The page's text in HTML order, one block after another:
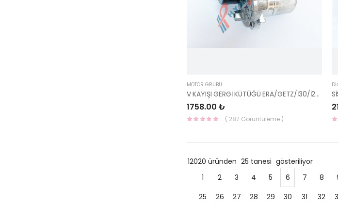
MOTOR GRUBU
V KAYIŞI GERGİ KÜTÜĞÜ ERA/GETZ/İ30/İ20/CEED/RİO/BLUE DİZEL 25281-2A100-YS
1758.00 ₺
( 287 Görüntüleme )
12020 üründen 25 tanesi gösteriliyor
1
2 3 4 5 6 7 8
25
26 27 28 29 30 31 32